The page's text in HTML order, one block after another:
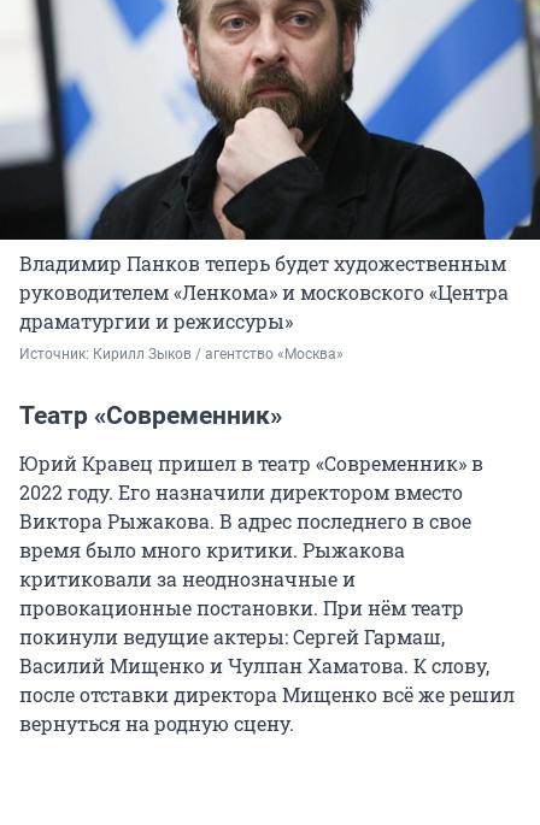
Владимир Панков теперь будет художественным
руководителем «Ленкома» и московского «Центра
драматургии и режиссуры»
Источник: Кирилл Зыков / агентство «Москва»
Театр «Современник»
Юрий Кравец пришел в театр «Современник» в
2022 году. Его назначили директором вместо
Виктора Рыжакова. В адрес последнего в свое
время было много критики. Рыжакова
критиковали за неоднозначные и
провокационные постановки. При нём театр
покинули ведущие актеры: Сергей Гармаш,
Василий Мищенко и Чулпан Хаматова. К слову,
после отставки директора Мищенко всё же решил
вернуться на родную сцену.